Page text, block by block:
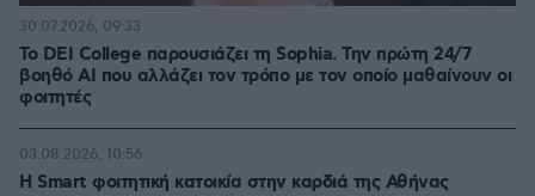
Το DEI College παρουσιάζει τη Sophia. Την πρώτη 24/7
βοηθό AI που αλλάζει τον τρόπο με τον οποίο μαθαίνουν οι
φοιτητές
30.07.2026, 09:33
Η Smart φοιτητική κατοικία στην καρδιά της Αθήνας
03.08.2026, 10:56